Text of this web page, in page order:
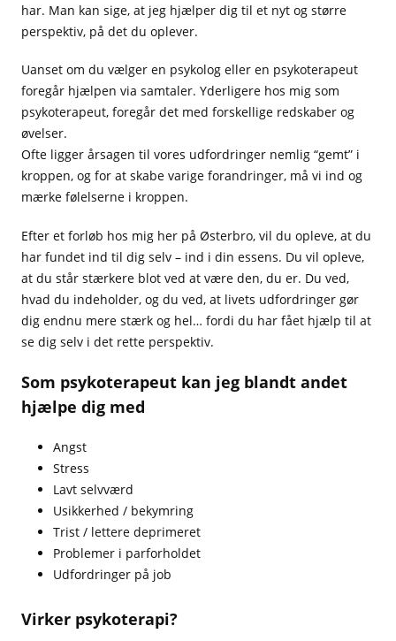
har. Man kan sige, at jeg hjælper dig til et nyt og større
perspektiv, på det du oplever.
Uanset om du vælger en psykolog eller en psykoterapeut
foregår hjælpen via samtaler. Yderligere hos mig som
psykoterapeut, foregår det med forskellige redskaber og
øvelser.
Ofte ligger årsagen til vores udfordringer nemlig “gemt” i
kroppen, og for at skabe varige forandringer, må vi ind og
mærke følelserne i kroppen.
Efter et forløb hos mig her på Østerbro, vil du opleve, at du
har fundet ind til dig selv – ind i din essens. Du vil opleve,
at du står stærkere blot ved at være den, du er. Du ved,
hvad du indeholder, og du ved, at livets udfordringer gør
dig endnu mere stærk og hel… fordi du har fået hjælp til at
se dig selv i det rette perspektiv.
Som psykoterapeut kan jeg blandt andet
hjælpe dig med
Angst
Stress
Lavt selvværd
Usikkerhed / bekymring
Trist / lettere deprimeret
Problemer i parforholdet
Udfordringer på job
Virker psykoterapi?